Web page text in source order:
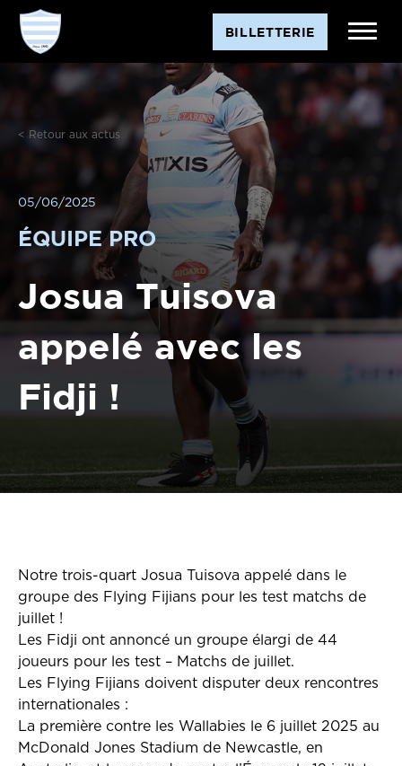
Aller
contenu
BILLETTERIE
< Retour aux actus
05/06/2025
ÉQUIPE PRO
Josua Tuisova
appelé avec les
Fidji !
Notre trois-quart Josua Tuisova appelé dans le
groupe des Flying Fijians pour les test matchs de
juillet !
Les Fidji ont annoncé un groupe élargi de 44
joueurs pour les test – Matchs de juillet.
Les Flying Fijians doivent disputer deux rencontres
internationales :
La première contre les Wallabies le 6 juillet 2025 au
McDonald Jones Stadium de Newcastle, en